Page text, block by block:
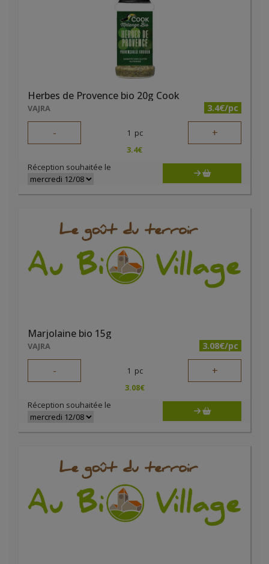
Herbes de Provence bio 20g Cook
VAJRA 3.4€/pc
- 1 pc +
3.4€
Réception souhaitée le
Marjolaine bio 15g
VAJRA 3.08€/pc
- 1 pc +
3.08€
Réception souhaitée le